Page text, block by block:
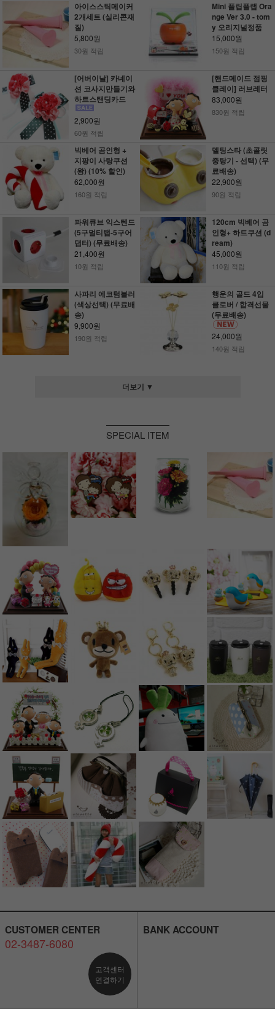
아이스스틱메이커
2개세트 (실리콘재
질)
5,800원
30원 적립
Mini 플립플랩 Ora
nge Ver 3.0 - tom
y 오리지널정품
15,000원
150원 적립
[어버이날] 카네이
션 코사지만들기와
하트스탠딩카드
2,900원
60원 적립
[핸드메이드 점핑
클레이] 러브레터
83,000원
830원 적립
빅베어 곰인형 +
지팡이 사탕쿠션
(왕) (10% 할인)
62,000원
160원 적립
멜팅스타 (초콜릿
중탕기 - 선택) (무
료배송)
22,900원
90원 적립
파워큐브 익스텐드
(5구멀티탭-5구어
댑터) (무료배송)
21,400원
10원 적립
120cm 빅베어 곰
인형+ 하트쿠션 (d
ream)
45,000원
110원 적립
사파리 에코텀블러
(색상선택) (무료배
송)
9,900원
190원 적립
행운의 골드 4입
클로버 / 합격선물
(무료배송)
24,000원
140원 적립
더보기 ▼
SPECIAL ITEM
CUSTOMER CENTER
02-3487-6080
고객센터
연결하기
BANK ACCOUNT